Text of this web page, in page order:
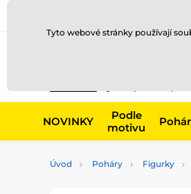
NOVINKY
Podle
motivu
Úvod Poháry Figurky
Tyto webové stránky používají